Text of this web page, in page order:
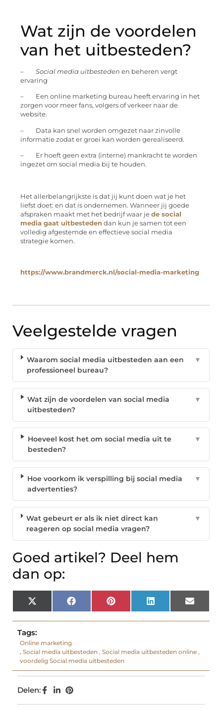
Wat zijn de voordelen
van het uitbesteden?
– Social media uitbesteden en beheren vergt
ervaring
– Een online marketing bureau heeft ervaring in het
zorgen voor meer fans, volgers of verkeer naar de
website.
– Data kan snel worden omgezet naar zinvolle
informatie zodat er groei kan worden gerealiseerd.
– Er hoeft geen extra (interne) mankracht te worden
ingezet om social media bij te houden.
Het allerbelangrijkste is dat jij kunt doen wat je het
liefst doet: en dat is ondernemen. Wanneer jij goede
afspraken maakt met het bedrijf waar je de social
media gaat uitbesteden dan kun je samen tot een
volledig afgestemde en effectieve social media
strategie komen.
https://www.brandmerck.nl/social-media-marketing
Veelgestelde vragen
Waarom social media uitbesteden aan een
professioneel bureau?
▼
Wat zijn de voordelen van social media
uitbesteden?
▼
Hoeveel kost het om social media uit te
besteden?
▼
Hoe voorkom ik verspilling bij social media
advertenties?
▼
Wat gebeurt er als ik niet direct kan
reageren op social media vragen?
▼
Goed artikel? Deel hem
dan op:
X
(Twitter)
Facebook Pinterest LinkedIn Email
Tags:
Online marketing
, Social media uitbesteden , Social media uitbesteden online ,
voordelig Social media uitbesteden
Delen: